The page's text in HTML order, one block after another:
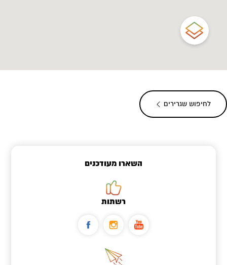
לחיפוש שגרירים
השארו מעודכנים
רשתות